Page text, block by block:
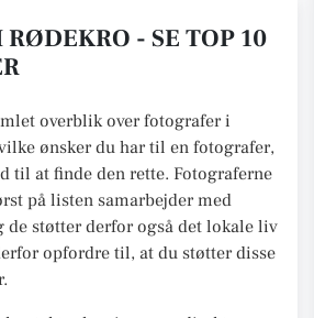
RØDEKRO - SE TOP 10
overblik over fotografer i
ønsker du har til en fotografer,
til at finde den rette. Fotograferne
på listen samarbejder med
de støtter derfor også det lokale liv
opfordre til, at du støtter disse